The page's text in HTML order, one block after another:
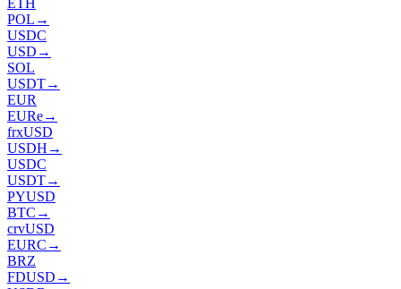
ETH
POL →
USDC
USD →
SOL
USDT→
EUR
EURe→
frxUSD
USDH →
USDC
USDT→
PYUSD
BTC →
crvUSD
EURC →
BRZ
FDUSD →